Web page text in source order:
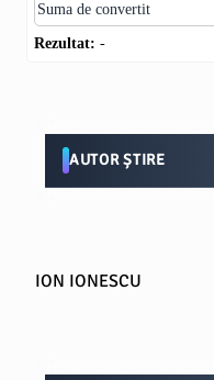
Rezultat: -
AUTOR ȘTIRE
ION IONESCU